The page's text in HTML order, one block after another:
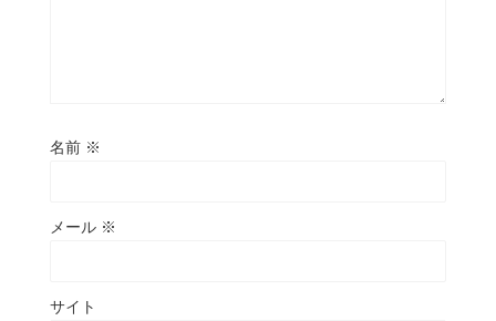
名前 ※
メール ※
サイト